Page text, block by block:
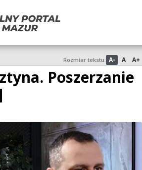
Rozmiar tekstu: A- A A+
Poszerzanie